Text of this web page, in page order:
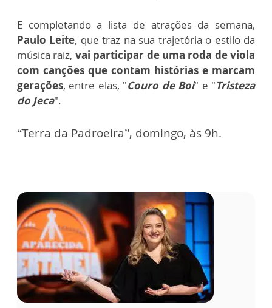
E completando a lista de atrações da semana,
Paulo Leite, que traz na sua trajetória o estilo da
música raiz, vai participar de uma roda de viola
com canções que contam histórias e marcam
gerações, entre elas, "Couro de Boi" e "Tristeza
do Jeca".
“Terra da Padroeira”, domingo, às 9h.